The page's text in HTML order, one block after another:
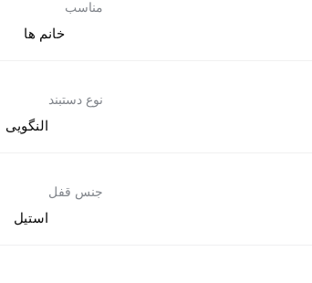
مناسب
خانم ها
نوع دستبند
النگویی
جنس قفل
استیل